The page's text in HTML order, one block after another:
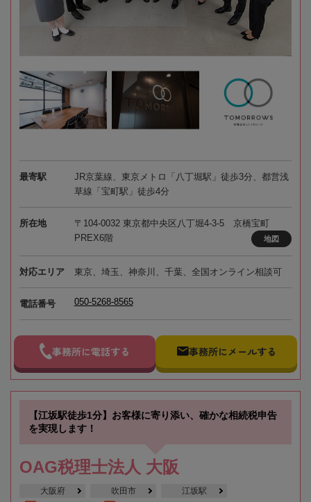
最寄駅
JR京葉線、東京メトロ「八丁堀駅」徒歩3分、都営浅
草線「宝町駅」徒歩4分
所在地
〒104-0032 東京都中央区八丁堀4-3-5 京橋宝町
PREX6階
地図
対応エリア 東京、埼玉、神奈川、千葉、全国オンライン相談可
電話番号 050-5268-8565
事務所に電話する 事務所にメールする
【江坂駅徒歩1分】お客様に寄り添い、確かな相続税申告
を実現します！
OAG税理士法人 大阪
大阪府 吹田市 江坂駅